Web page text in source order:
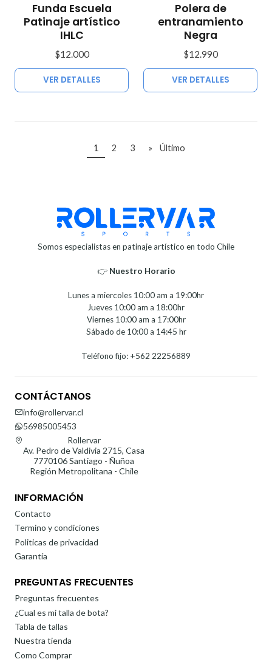
Funda Escuela
Patinaje artístico
IHLC
$12.000
VER DETALLES
Polera de
entranamiento
Negra
$12.990
VER DETALLES
1 2 3 » Último
Somos especialistas en patinaje artístico en todo Chile
👉 Nuestro Horario⁣⁣
Lunes a miercoles 10:00 am a 19:00hr
Jueves 10:00 am a 18:00hr
Viernes 10:00 am a 17:00hr
Sábado de 10:00 a 14:45 hr
Teléfono fijo: +562 22256889
CONTÁCTANOS
info@rollervar.cl
56985005453
Rollervar
Av. Pedro de Valdivia 2715, Casa
7770106 Santiago - Ñuñoa
Región Metropolitana - Chile
INFORMACIÓN
Contacto
Termino y condiciones
Politicas de privacidad
Garantía
PREGUNTAS FRECUENTES
Preguntas frecuentes
¿Cual es mi talla de bota?
Tabla de tallas
Nuestra tienda
Como Comprar